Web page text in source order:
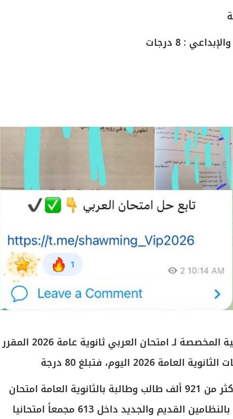
: 8 درجات
أما عن الدرجة الكلية المخصصة لـ امتحان العربي ثانوية عامة 2026 المقرر
2026 اليوم، فتبلغ 80 درجة
يؤدى اليوم الأحد أكثر من 921 ألف طالب وطالبة بالثانوية العامة امتحان
مادة اللغة العربية بالنظامين القديم والجديد داخل 613 مجمعاً امتحانيا